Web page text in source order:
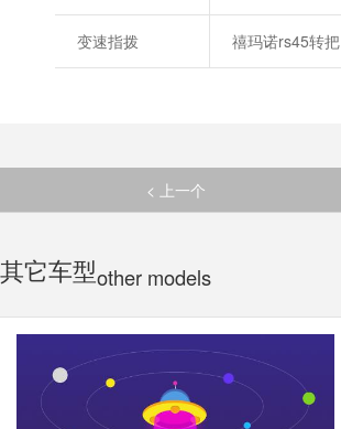
变速指拨 禧玛诺rs45转把
< 上一个
其它车型other models